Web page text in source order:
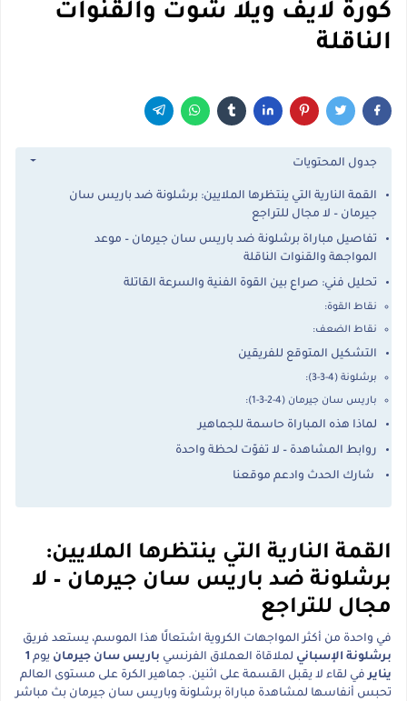
كورة لايف ويلا شوت والقنوات
الناقلة
جدول المحتويات
القمة النارية التي ينتظرها الملايين: برشلونة ضد باريس سان
جيرمان – لا مجال للتراجع
تفاصيل مباراة برشلونة ضد باريس سان جيرمان – موعد
المواجهة والقنوات الناقلة
تحليل فني: صراع بين القوة الفنية والسرعة القاتلة
نقاط القوة:
نقاط الضعف:
التشكيل المتوقع للفريقين
برشلونة (4-3-3):
باريس سان جيرمان (4-2-3-1):
لماذا هذه المباراة حاسمة للجماهير
روابط المشاهدة – لا تفوّت لحظة واحدة
شارك الحدث وادعم موقعنا
القمة النارية التي ينتظرها الملايين:
برشلونة ضد باريس سان جيرمان – لا
مجال للتراجع
في واحدة من أكثر المواجهات الكروية اشتعالًا هذا الموسم، يستعد فريق
برشلونة الإسباني لملاقاة العملاق الفرنسي باريس سان جيرمان يوم 1
يناير في لقاء لا يقبل القسمة على اثنين. جماهير الكرة على مستوى العالم
تحبس أنفاسها لمشاهدة مباراة برشلونة وباريس سان جيرمان بث مباشر